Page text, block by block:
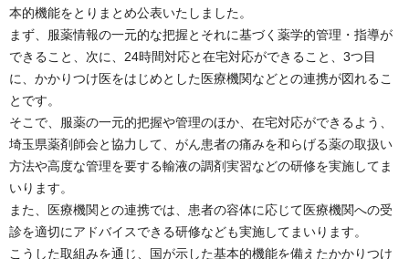
本的機能をとりまとめ公表いたしました。
まず、服薬情報の一元的な把握とそれに基づく薬学的管理・指導が
できること、次に、24時間対応と在宅対応ができること、3つ目
に、かかりつけ医をはじめとした医療機関などとの連携が図れるこ
とです。
そこで、服薬の一元的把握や管理のほか、在宅対応ができるよう、
埼玉県薬剤師会と協力して、がん患者の痛みを和らげる薬の取扱い
方法や高度な管理を要する輸液の調剤実習などの研修を実施してま
いります。
また、医療機関との連携では、患者の容体に応じて医療機関への受
診を適切にアドバイスできる研修なども実施してまいります。
こうした取組みを通じ、国が示した基本的機能を備えたかかりつけ